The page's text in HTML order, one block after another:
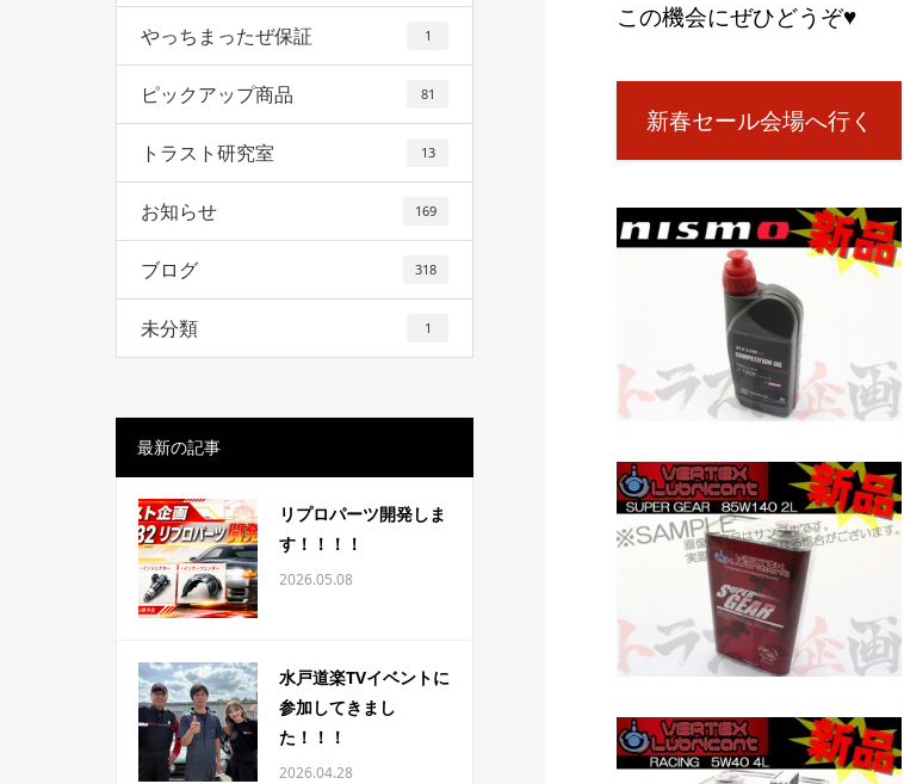
この機会にぜひどうぞ♥
新春セール会場へ行く
やっちまったぜ保証 1
ピックアップ商品 81
トラスト研究室 13
お知らせ 169
ブログ 318
未分類 1
最新の記事
リプロパーツ開発しま
す！！！！
2026.05.08
水戸道楽TVイベントに
参加してきまし
た！！！
2026.04.28